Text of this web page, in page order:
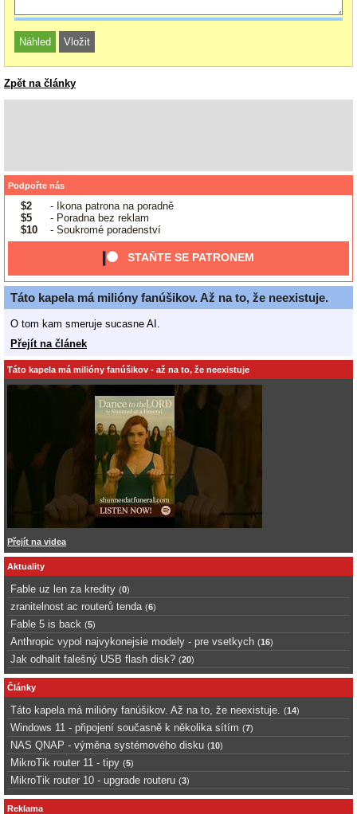
Zpět na články
Podpořte nás
$2
- Ikona patrona na poradně
$5
- Poradna bez reklam
$10
- Soukromé poradenství
STAŇTE SE PATRONEM
Táto kapela má milióny fanúšikov. Až na to, že neexistuje.
O tom kam smeruje sucasne AI.
Přejít na článek
Táto kapela má milióny fanúšikov - až na to, že neexistuje
Přejít na videa
Aktuality
Fable uz len za kredity (0)
zranitelnost ac routerů tenda (6)
Fable 5 is back (5)
Anthropic vypol najvykonejsie modely - pre vsetkych (16)
Jak odhalit falešný USB flash disk? (20)
Články
Táto kapela má milióny fanúšikov. Až na to, že neexistuje. (14)
Windows 11 - připojení současně k několika sítím (7)
NAS QNAP - výměna systémového disku (10)
MikroTik router 11 - tipy (5)
MikroTik router 10 - upgrade routeru (3)
Reklama